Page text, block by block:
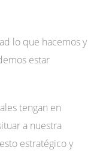
lo que hacemos y
estar
tengan en
a nuestra
estratégico y